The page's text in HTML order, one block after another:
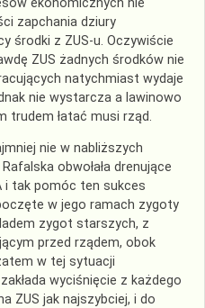
zapchania dziury
środki z ZUS-u. Oczywiście
ZUS żadnych środków nie
natychmiast wydaje
nie wystarcza a lawinowo
trudem łatać musi rząd.
nie w nabliższych
obwołała drenujące
i tak pomóc ten sukces
w jego ramach zygoty
zygot starszych, z
przed rządem, obok
w tej sytuacji
wyciśnięcie z każdego
ZUS jak najszybciej, i do